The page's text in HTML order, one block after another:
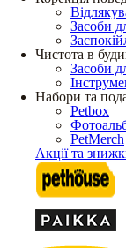
Засоби
Чистота в
Засоби
Набори та
Petbox
PetMerch
Акції та